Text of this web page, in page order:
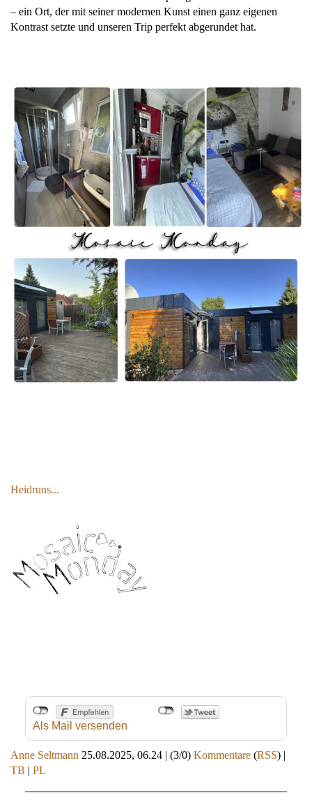
– ein Ort, der mit seiner modernen Kunst einen ganz eigenen
Kontrast setzte und unseren Trip perfekt abgerundet hat.
Heidruns...
Als Mail versenden
Anne Seltmann 25.08.2025, 06.24 | (3/0) Kommentare (RSS) |
TB | PL